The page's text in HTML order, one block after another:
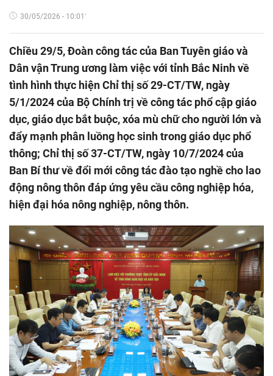
30/05/2026 - 10:01'
Chiều 29/5, Đoàn công tác của Ban Tuyên giáo và
Dân vận Trung ương làm việc với tỉnh Bắc Ninh về
tình hình thực hiện Chỉ thị số 29-CT/TW, ngày
5/1/2024 của Bộ Chính trị về công tác phổ cập giáo
dục, giáo dục bắt buộc, xóa mù chữ cho người lớn và
đẩy mạnh phân luồng học sinh trong giáo dục phổ
thông; Chỉ thị số 37-CT/TW, ngày 10/7/2024 của
Ban Bí thư về đổi mới công tác đào tạo nghề cho lao
động nông thôn đáp ứng yêu cầu công nghiệp hóa,
hiện đại hóa nông nghiệp, nông thôn.